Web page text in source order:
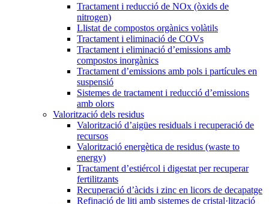
Tractament i reducció de NOx (òxids de
nitrogen)
Llistat de compostos orgànics volàtils
Tractament i eliminació de COVs
Tractament i eliminació d’emissions amb
compostos inorgànics
Tractament d’emissions amb pols i partícules en
suspensió
Sistemes de tractament i reducció d’emissions
amb olors
Valorització dels residus
Valorització d’aigües residuals i recuperació de
recursos
Valorització energètica de residus (waste to
energy)
Tractament d’estiércol i digestat per recuperar
fertilitzants
Recuperació d’àcids i zinc en licors de decapatge
Refinació de liti amb sistemes de cristal·lització